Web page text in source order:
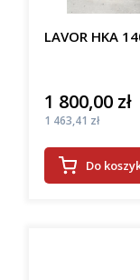
LAVOR HKA
Cena
1 800,00 zł
Cena
1 463,41 zł
Do